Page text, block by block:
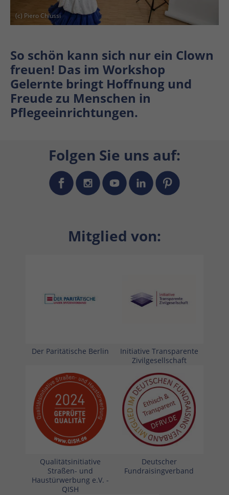
(c) Piero Chiussi
So schön kann sich nur ein Clown
freuen! Das im Workshop
Gelernte bringt Hoffnung und
Freude zu Menschen in
Pflegeeinrichtungen.
Folgen Sie uns auf:
Mitglied von:
Der Paritätische Berlin
Initiative Transparente
Zivilgesellschaft
Qualitätsinitiative
Straßen- und
Haustürwerbung e.V. -
QISH
Deutscher
Fundraisingverband